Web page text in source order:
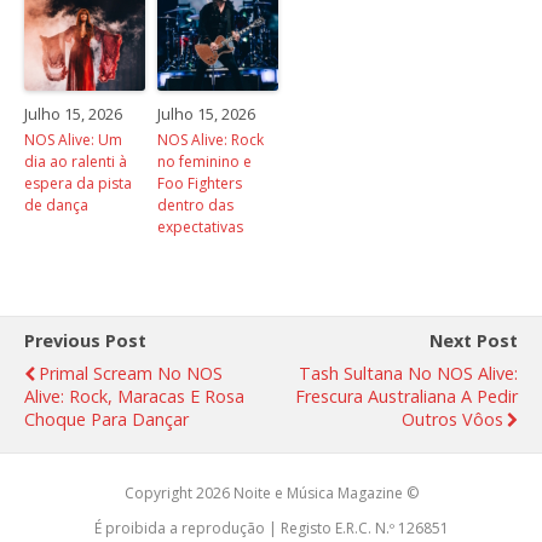
Julho 15, 2026
NOS Alive: Um
dia ao ralenti à
espera da pista
de dança
Julho 15, 2026
NOS Alive: Rock
no feminino e
Foo Fighters
dentro das
expectativas
Previous Post
Primal Scream No NOS
Alive: Rock, Maracas E Rosa
Choque Para Dançar
Next Post
Tash Sultana No NOS Alive:
Frescura Australiana A Pedir
Outros Vôos
Copyright 2026 Noite e Música Magazine ©
É proibida a reprodução | Registo E.R.C. N.º 126851